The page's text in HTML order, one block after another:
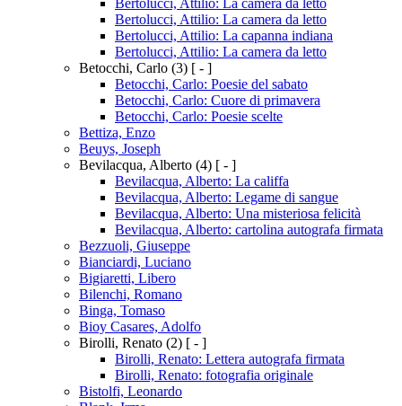
Bertolucci, Attilio: La camera da letto
Bertolucci, Attilio: La capanna indiana
Bertolucci, Attilio: La camera da letto
Betocchi, Carlo (3) [ - ]
Betocchi, Carlo: Poesie del sabato
Betocchi, Carlo: Cuore di primavera
Betocchi, Carlo: Poesie scelte
Bettiza, Enzo
Beuys, Joseph
Bevilacqua, Alberto (4) [ - ]
Bevilacqua, Alberto: La califfa
Bevilacqua, Alberto: Legame di sangue
Bevilacqua, Alberto: Una misteriosa felicità
Bevilacqua, Alberto: cartolina autografa firmata
Bezzuoli, Giuseppe
Bianciardi, Luciano
Bigiaretti, Libero
Bilenchi, Romano
Binga, Tomaso
Bioy Casares, Adolfo
Birolli, Renato (2) [ - ]
Birolli, Renato: Lettera autografa firmata
Birolli, Renato: fotografia originale
Bistolfi, Leonardo